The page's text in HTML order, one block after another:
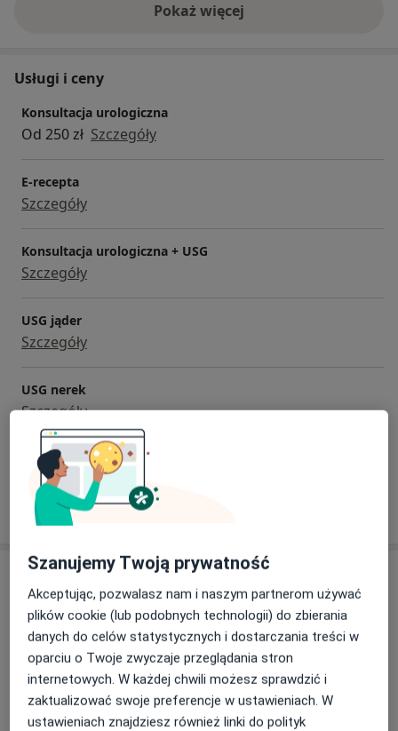
Pokaż więcejo doświadczeniu
Usługi i ceny
Konsultacja urologiczna
Od 250 zł Szczegóły
E-recepta
Szczegóły
Konsultacja urologiczna + USG
Szczegóły
USG jąder
Szczegóły
USG nerek
Szczegóły
+ 2 usługi
W jaki sposób ustalane są ceny?
Adresy (4)
Adres 1 Adres 2 Adres 3 Adres 4
Diagnosis Adam Iwaszko
Sikorskiego 11, 11-111Dzierżoniów
Szanujemy Twoją prywatność
Akceptując, pozwalasz nam i naszym partnerom używać
plików cookie (lub podobnych technologii) do zbierania
danych do celów statystycznych i dostarczania treści w
oparciu o Twoje zwyczaje przeglądania stron
internetowych. W każdej chwili możesz sprawdzić i
zaktualizować swoje preferencje w ustawieniach. W
ustawieniach znajdziesz również linki do polityk